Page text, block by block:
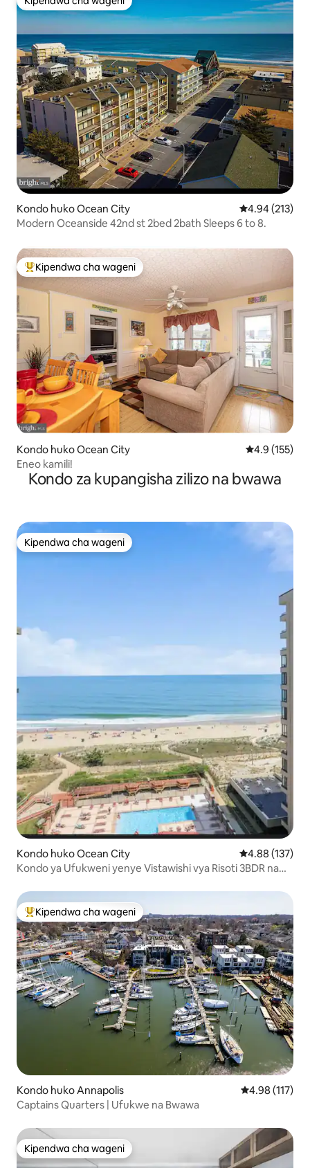
Kipendwa cha wageni
Kondo huko Ocean City Ukadiriaji wa
4.94 (213)
Modern Oceanside 42nd st 2bed 2bath Sleeps 6 to 8.
Kipendwa maarufu cha wageni
Kipendwa cha wageni
Kondo huko Ocean City Ukadiriaji wa
4.9 (155)
Eneo kamili!
Kondo za kupangisha zilizo na bwawa
Kipendwa cha wageni
Kipendwa cha wageni
Kondo huko Ocean City Ukadiriaji wa
4.88 (137)
Kondo ya Ufukweni yenye Vistawishi vya Risoti 3BDR na
Kipendwa maarufu cha wageni
Kipendwa cha wageni
Kondo huko Annapolis Ukadiriaji wa
4.98 (117)
Captains Quarters | Ufukwe na Bwawa
Kipendwa cha wageni
Kipendwa cha wageni